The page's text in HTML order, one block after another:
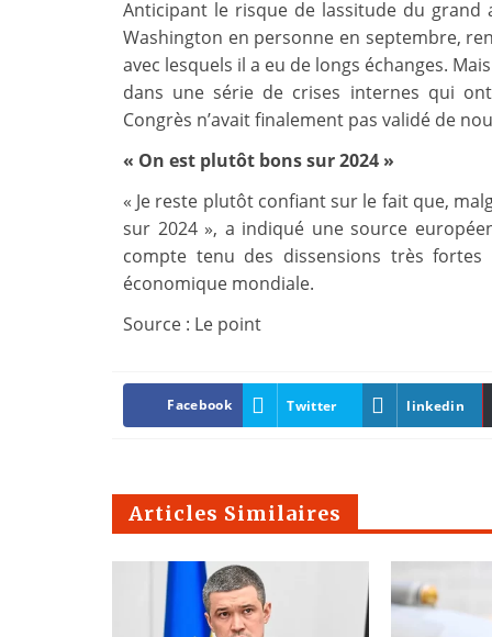
Anticipant le risque de lassitude du grand
Washington en personne en septembre,
avec lesquels il a eu de longs échanges.
dans une série de crises internes qui
Congrès n’avait finalement pas validé de
« On est plutôt bons sur 2024 »
« Je reste plutôt confiant sur le fait que,
sur 2024 », a indiqué une source
compte tenu des dissensions très
économique mondiale.
Source : Le point
Facebook Twitter linkedin
Articles Similaires